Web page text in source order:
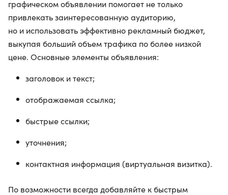
графическом объявлении помогает не только
привлекать заинтересованную аудиторию,
но и использовать эффективно рекламный бюджет,
выкупая больший объем трафика по более низкой
цене. Основные элементы объявления:
заголовок и текст;
отображаемая ссылка;
быстрые ссылки;
уточнения;
контактная информация (виртуальная визитка).
По возможности всегда добавляйте к быстрым